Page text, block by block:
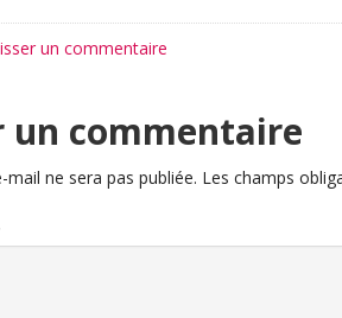
un commentaire
un commentaire
mail ne sera pas publiée. Les champs